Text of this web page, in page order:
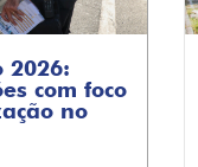
2026:
com foco
no